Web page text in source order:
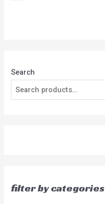
Search
filter by categories